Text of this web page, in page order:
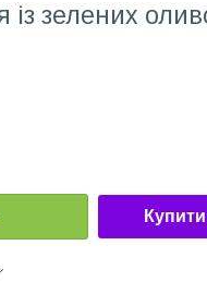
із зелених